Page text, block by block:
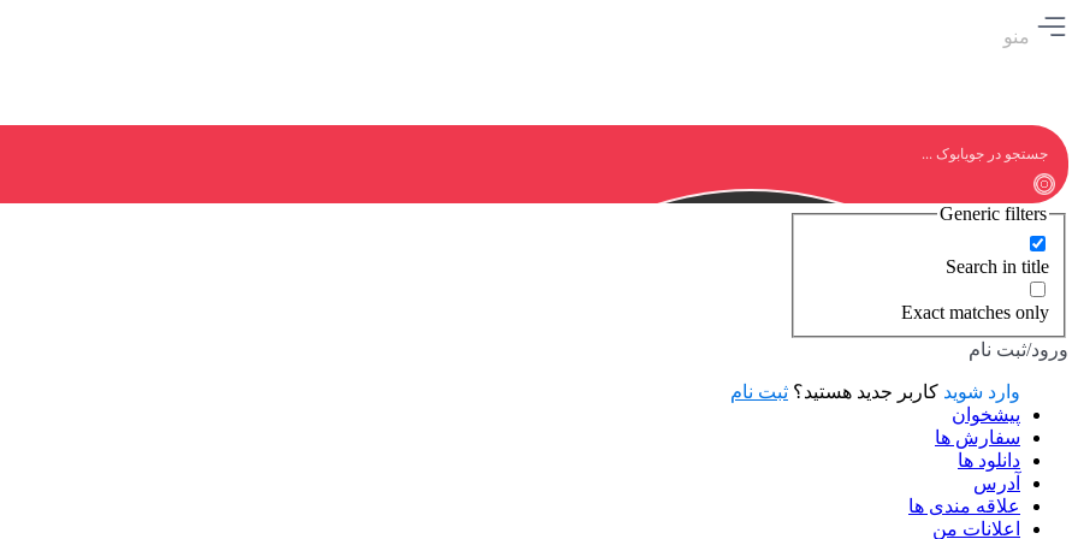
منو
Generic filters
Search in title
Exact matches only
ورود/ثبت نام
وارد شوید کاربر جدید هستید؟ ثبت نام
پیشخوان
سفارش ها
دانلود ها
آدرس
علاقه مندی ها
اعلانات من